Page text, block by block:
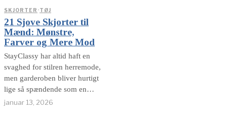
Men det er ikke
SKJORTER ·TØJ
21 Sjove Skjorter til
Mænd: Mønstre,
Farver og Mere Mod
StayClassy har altid haft en
svaghed for stilren herremode,
men garderoben bliver hurtigt
lige så spændende som en
printerbakke, hvis alt skal
januar 13, 2026